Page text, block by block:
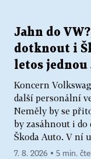
Jahn do
dotknout i
letos
Koncern
další personální
Neměly by se
by zasáhnout i
Škoda Auto. V ní
7. 8. 2026 ▪ 5 min.